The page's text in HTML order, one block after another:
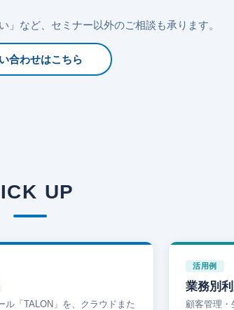
」など、セミナー以外のご相談も承ります。
合わせはこちら
UP
ル「TALON」を、クラウドまた
活用例
業務別
顧客管理・